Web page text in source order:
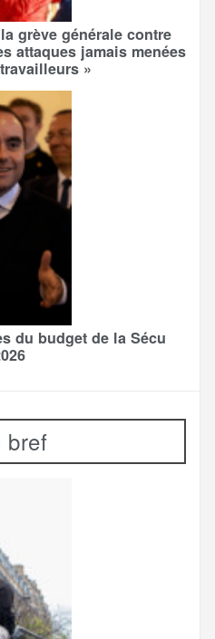
grève générale contre
attaques jamais menées
»
du budget de la Sécu
bref